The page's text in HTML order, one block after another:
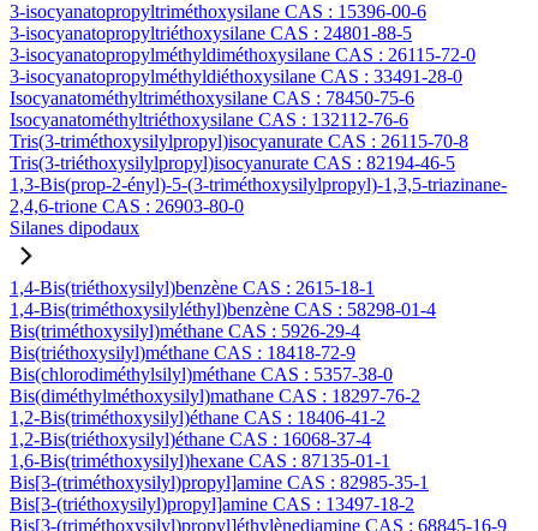
3-isocyanatopropyltriméthoxysilane CAS : 15396-00-6
3-isocyanatopropyltriéthoxysilane CAS : 24801-88-5
3-isocyanatopropylméthyldiméthoxysilane CAS : 26115-72-0
3-isocyanatopropylméthyldiéthoxysilane CAS : 33491-28-0
Isocyanatométhyltriméthoxysilane CAS : 78450-75-6
Isocyanatométhyltriéthoxysilane CAS : 132112-76-6
Tris(3-triméthoxysilylpropyl)isocyanurate CAS : 26115-70-8
Tris(3-triéthoxysilylpropyl)isocyanurate CAS : 82194-46-5
1,3-Bis(prop-2-ényl)-5-(3-triméthoxysilylpropyl)-1,3,5-triazinane-
2,4,6-trione CAS : 26903-80-0
Silanes dipodaux
1,4-Bis(triéthoxysilyl)benzène CAS : 2615-18-1
1,4-Bis(triméthoxysilyléthyl)benzène CAS : 58298-01-4
Bis(triméthoxysilyl)méthane CAS : 5926-29-4
Bis(triéthoxysilyl)méthane CAS : 18418-72-9
Bis(chlorodiméthylsilyl)méthane CAS : 5357-38-0
Bis(diméthylméthoxysilyl)mathane CAS : 18297-76-2
1,2-Bis(triméthoxysilyl)éthane CAS : 18406-41-2
1,2-Bis(triéthoxysilyl)éthane CAS : 16068-37-4
1,6-Bis(triméthoxysilyl)hexane CAS : 87135-01-1
Bis[3-(triméthoxysilyl)propyl]amine CAS : 82985-35-1
Bis[3-(triéthoxysilyl)propyl]amine CAS : 13497-18-2
Bis[3-(triméthoxysilyl)propyl]éthylènediamine CAS : 68845-16-9